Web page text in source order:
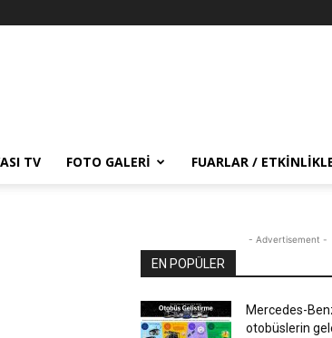
TV FOTO GALERI FUARLAR /
- Advertisement -
EN POPÜLER
Mercedes-
otobüslerin